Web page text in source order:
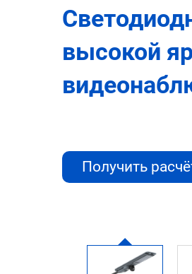
высокой
Получить